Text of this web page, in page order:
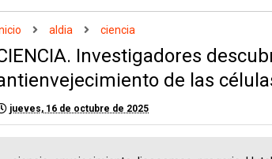
aldia ciencia
Investigadores
de las
jueves, 16 de octubre de 2025